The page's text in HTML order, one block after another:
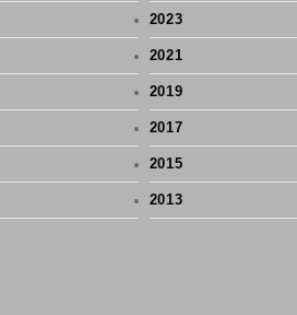
2023
2021
2019
2017
2015
2013